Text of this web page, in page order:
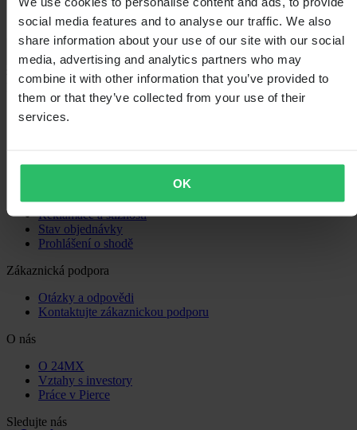
social media features and to analyse our traffic. We also
share information about your use of our site with our social
media, advertising and analytics partners who may
combine it with other information that you’ve provided to
them or that they’ve collected from your use of their
services.
OK
Načítání...
Obchodní podmínky
Informace o recyklaci
Reklamace a stížnosti
Stav objednávky
Prohlášení o shodě
Zákaznická podpora
Otázky a odpovědi
Kontaktujte zákaznickou podporu
O nás
O 24MX
Vztahy s investory
Práce v Pierce
Sledujte nás